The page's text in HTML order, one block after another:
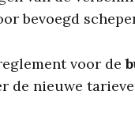
bevoegd
voor de
de nieuwe